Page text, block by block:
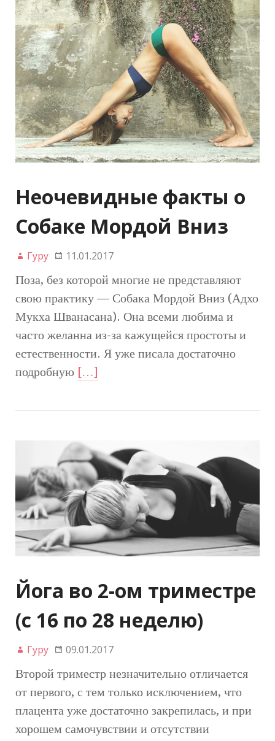
Неочевидные факты о
Собаке Мордой Вниз
Гуру 11.01.2017
Поза, без которой многие не представляют
свою практику — Собака Мордой Вниз (Адхо
Мукха Шванасана). Она всеми любима и
часто желанна из-за кажущейся простоты и
естественности. Я уже писала достаточно
подробную […]
Йога во 2-ом триместре
(с 16 по 28 неделю)
Гуру 09.01.2017
Второй триместр незначительно отличается
от первого, с тем только исключением, что
плацента уже достаточно закрепилась, и при
хорошем самочувствии и отсутствии